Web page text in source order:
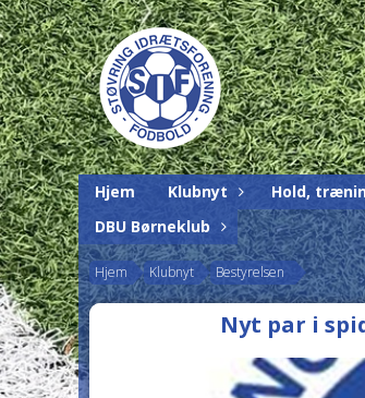
Hjem Klubnyt Hold,
DBU Børneklub
Hjem Klubnyt Bestyrelsen
Nyt par i